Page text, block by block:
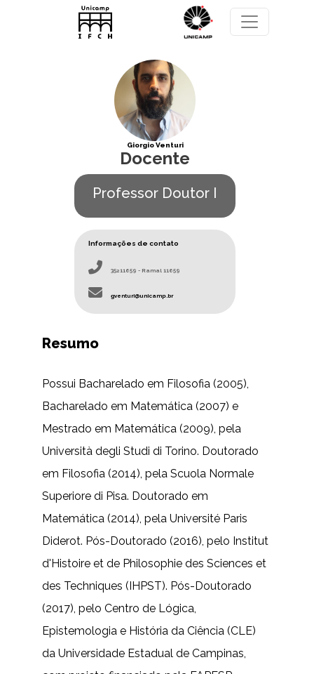
Pular para o conteúdo principal
Giorgio Venturi
Docente
Professor Doutor I
Informações de contato
35211659 - Ramal 11659
gventuri@unicamp.br
Resumo
Possui Bacharelado em Filosofia (2005),
Bacharelado em Matemática (2007) e
Mestrado em Matemática (2009), pela
Università degli Studi di Torino. Doutorado
em Filosofia (2014), pela Scuola Normale
Superiore di Pisa. Doutorado em
Matemática (2014), pela Université Paris
Diderot. Pós-Doutorado (2016), pelo Institut
d'Histoire et de Philosophie des Sciences et
des Techniques (IHPST). Pós-Doutorado
(2017), pelo Centro de Lógica,
Epistemologia e História da Ciência (CLE)
da Universidade Estadual de Campinas,